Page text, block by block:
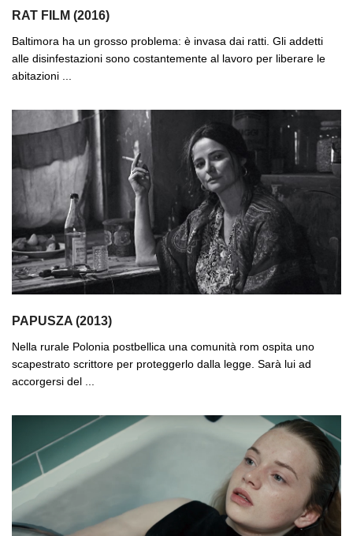
RAT FILM (2016)
Baltimora ha un grosso problema: è invasa dai ratti. Gli addetti
alle disinfestazioni sono costantemente al lavoro per liberare le
abitazioni ...
PAPUSZA (2013)
Nella rurale Polonia postbellica una comunità rom ospita uno
scapestrato scrittore per proteggerlo dalla legge. Sarà lui ad
accorgersi del ...